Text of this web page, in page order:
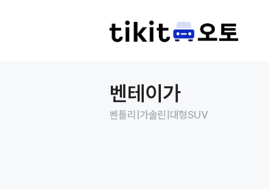
벤테이가
벤틀리 가솔린 대형SUV